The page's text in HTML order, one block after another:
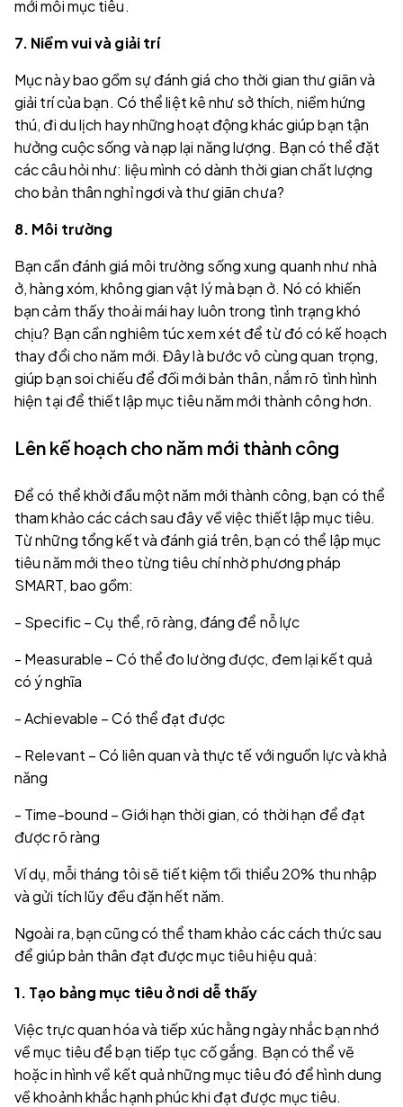
mới mỗi mục tiêu.
7. Niềm vui và giải trí
Mục này bao gồm sự đánh giá cho thời gian thư giãn và
giải trí của bạn. Có thể liệt kê như sở thích, niềm hứng
thú, đi du lịch hay những hoạt động khác giúp bạn tận
hưởng cuộc sống và nạp lại năng lượng. Bạn có thể đặt
các câu hỏi như: liệu mình có dành thời gian chất lượng
cho bản thân nghỉ ngơi và thư giãn chưa?
8. Môi trường
Bạn cần đánh giá môi trường sống xung quanh như nhà
ở, hàng xóm, không gian vật lý mà bạn ở. Nó có khiến
bạn cảm thấy thoải mái hay luôn trong tình trạng khó
chịu? Bạn cần nghiêm túc xem xét để từ đó có kế hoạch
thay đổi cho năm mới. Đây là bước vô cùng quan trọng,
giúp bạn soi chiếu để đối mới bản thân, nắm rõ tình hình
hiện tại để thiết lập mục tiêu năm mới thành công hơn.
Lên kế hoạch cho năm mới thành công
Để có thể khởi đầu một năm mới thành công, bạn có thể
tham khảo các cách sau đây về việc thiết lập mục tiêu.
Từ những tổng kết và đánh giá trên, bạn có thể lập mục
tiêu năm mới theo từng tiêu chí nhờ phương pháp
SMART, bao gồm:
- Specific – Cụ thể, rõ ràng, đáng để nỗ lực
- Measurable – Có thể đo lường được, đem lại kết quả
có ý nghĩa
- Achievable – Có thể đạt được
- Relevant – Có liên quan và thực tế với nguồn lực và khả
năng
- Time-bound – Giới hạn thời gian, có thời hạn để đạt
được rõ ràng
Ví dụ, mỗi tháng tôi sẽ tiết kiệm tối thiểu 20% thu nhập
và gửi tích lũy đều đặn hết năm.
Ngoài ra, bạn cũng có thể tham khảo các cách thức sau
để giúp bản thân đạt được mục tiêu hiệu quả:
1. Tạo bảng mục tiêu ở nơi dễ thấy
Việc trực quan hóa và tiếp xúc hằng ngày nhắc bạn nhớ
về mục tiêu để bạn tiếp tục cố gắng. Bạn có thể vẽ
hoặc in hình về kết quả những mục tiêu đó để hình dung
về khoảnh khắc hạnh phúc khi đạt được mục tiêu.